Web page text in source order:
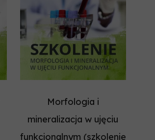
Morfologia i
mineralizacja w ujęciu
funkcjonalnym (szkolenie